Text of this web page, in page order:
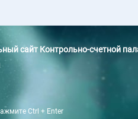
сайт Контрольно-счетной
Ctrl + Enter